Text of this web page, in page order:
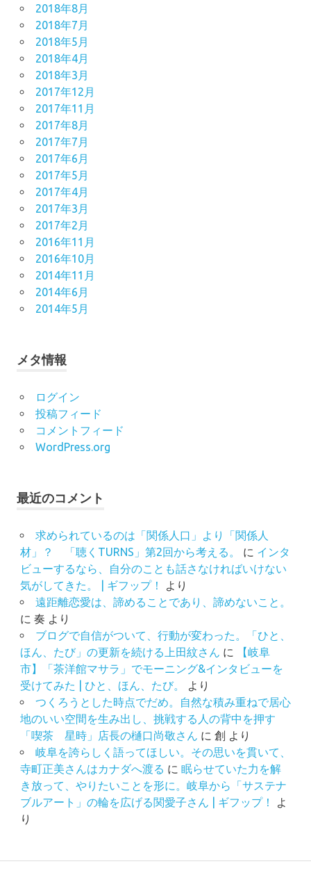
2018年8月
2018年7月
2018年5月
2018年4月
2018年3月
2017年12月
2017年11月
2017年8月
2017年7月
2017年6月
2017年5月
2017年4月
2017年3月
2017年2月
2016年11月
2016年10月
2014年11月
2014年6月
2014年5月
メタ情報
ログイン
投稿フィード
コメントフィード
WordPress.org
最近のコメント
求められているのは「関係人口」より「関係人
材」？ 「聴くTURNS」第2回から考える。
に インタ
ビューするなら、自分のことも話さなければいけない
気がしてきた。 | ギフップ！
より
遠距離恋愛は、諦めることであり、諦めないこと。
に 奏 より
ブログで自信がついて、行動が変わった。「ひと、
ほん、たび」の更新を続ける上田紋さん に
【岐阜
市】「茶洋館マサラ」でモーニング&インタビューを
受けてみた | ひと、ほん、たび。
より
つくろうとした時点でだめ。自然な積み重ねで居心
地のいい空間を生み出し、挑戦する人の背中を押す
「喫茶 星時」店長の樋口尚敬さん に 創 より
岐阜を誇らしく語ってほしい。その思いを貫いて、
寺町正美さんはカナダへ渡る に 眠らせていた力を解
き放って、やりたいことを形に。岐阜から「サステナ
ブルアート」の輪を広げる関愛子さん | ギフップ！
よ
り